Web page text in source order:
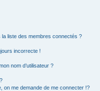
la liste des membres connectés ?
incorrecte !
nom d’utilisateur ?
on me demande de me connecter !?